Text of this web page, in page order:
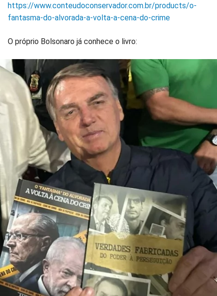
https://www.conteudoconservador.com.br/products/o-
fantasma-do-alvorada-a-volta-a-cena-do-crime
O próprio Bolsonaro já conhece o livro: